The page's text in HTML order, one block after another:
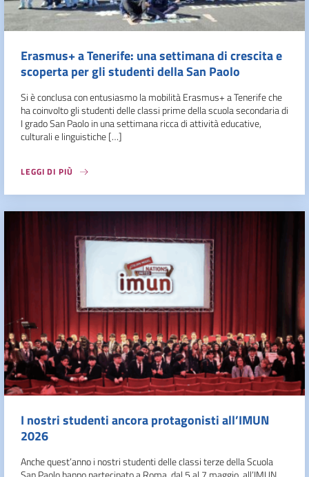
Erasmus+ a Tenerife: una settimana di crescita e
scoperta per gli studenti della San Paolo
Si è conclusa con entusiasmo la mobilità Erasmus+ a Tenerife che
ha coinvolto gli studenti delle classi prime della scuola secondaria di
I grado San Paolo in una settimana ricca di attività educative,
culturali e linguistiche […]
LEGGI DI PIÙ
I nostri studenti ancora protagonisti all’IMUN
2026
Anche quest’anno i nostri studenti delle classi terze della Scuola